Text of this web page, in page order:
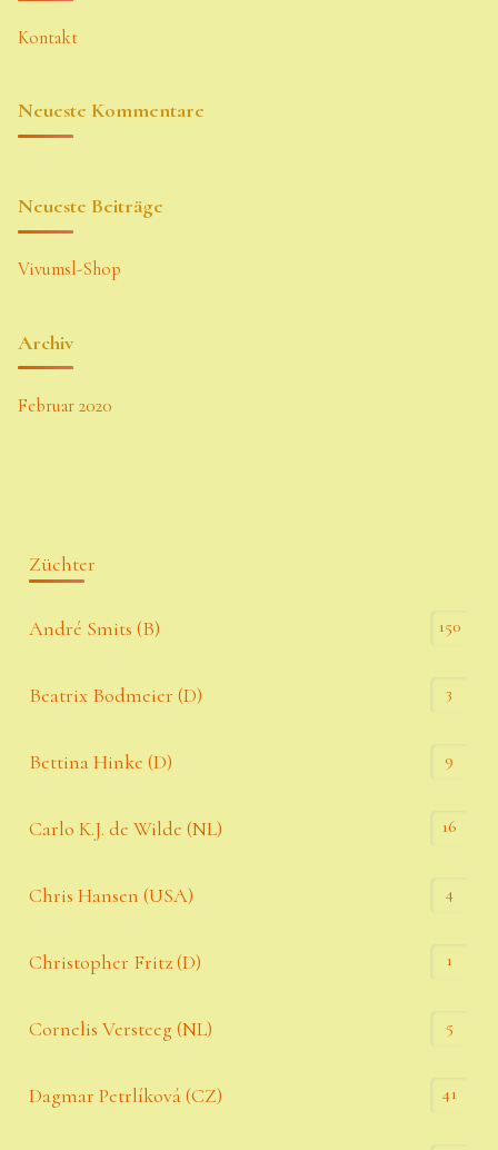
Kontakt
Neueste Kommentare
Neueste Beiträge
Vivumsl-Shop
Archiv
Februar 2020
Züchter
André Smits (B) 150
Beatrix Bodmeier (D) 3
Bettina Hinke (D) 9
Carlo K.J. de Wilde (NL) 16
Chris Hansen (USA) 4
Christopher Fritz (D) 1
Cornelis Versteeg (NL) 5
Dagmar Petrlíková (CZ) 41